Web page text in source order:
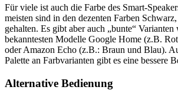
Für viele ist auch die Farbe des Smart-
meisten sind in den dezenten Farben
gehalten. Es gibt aber auch „bunte“ Varianten
bekanntesten Modelle Google Home (z.B.
oder Amazon Echo (z.B.: Braun und Blau).
Palette an Farbvarianten gibt es eine bessere
Alternative Bedienung